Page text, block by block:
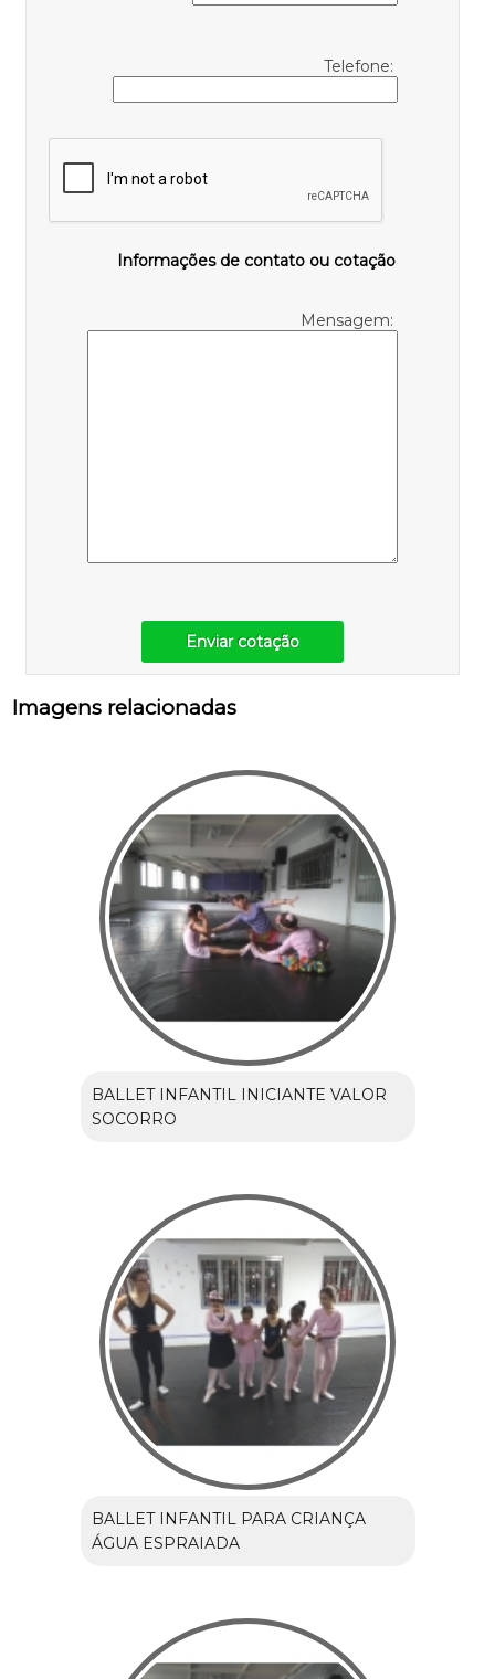
Telefone:
Informações de contato ou cotação
Mensagem:
Enviar cotação
Imagens relacionadas
BALLET INFANTIL INICIANTE VALOR
SOCORRO
BALLET INFANTIL PARA CRIANÇA
ÁGUA ESPRAIADA